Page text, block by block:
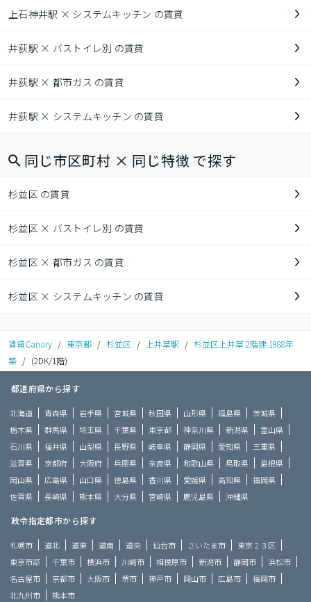
上石神井駅 × システムキッチン の賃貸
井荻駅 × バストイレ別 の賃貸
井荻駅 × 都市ガス の賃貸
井荻駅 × システムキッチン の賃貸
同じ市区町村 × 同じ特徴 で探す
杉並区 の賃貸
杉並区 × バストイレ別 の賃貸
杉並区 × 都市ガス の賃貸
杉並区 × システムキッチン の賃貸
賃貸Canary / 東京都 / 杉並区 / 上井草駅 / 杉並区上井草 2階建 1988年
築 / (2DK/1階)
都道府県から探す
北海道 青森県 岩手県 宮城県 秋田県 山形県 福島県
茨城県
栃木県
群馬県 埼玉県 千葉県 東京都 神奈川県 新潟県
富山県
石川県
福井県 山梨県 長野県 岐阜県 静岡県 愛知県
三重県
滋賀県
京都府 大阪府 兵庫県 奈良県 和歌山県 鳥取県
島根県
岡山県
広島県 山口県 徳島県 香川県 愛媛県 高知県
福岡県
佐賀県
長崎県 熊本県 大分県 宮崎県 鹿児島県 沖縄県
政令指定都市から探す
札幌市 道北 道東 道南 道央 仙台市 さいたま市
東京２３区
東京市部
千葉市 横浜市 川崎市 相模原市 新潟市 静岡市
浜松市
名古屋市
京都市 大阪市 堺市 神戸市 岡山市 広島市
福岡市
北九州市
熊本市